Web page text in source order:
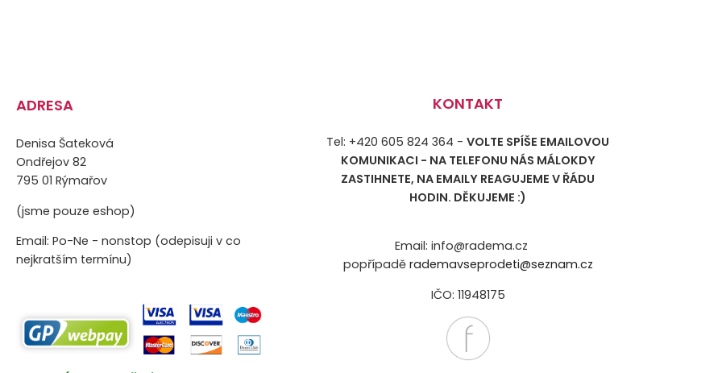
ADRESA
Denisa Šateková
Ondřejov 82
795 01 Rýmařov
(jsme pouze eshop)
Email: Po-Ne - nonstop (odepisuji v co
nejkratším termínu)
KONTAKT
Tel: +420 605 824 364 -VOLTE SPÍŠE EMAILOVOU
KOMUNIKACI - NA TELEFONU NÁS MÁLOKDY
ZASTIHNETE, NA EMAILY REAGUJEME V ŘÁDU
HODIN. DĚKUJEME :)
Email: info@radema.cz
popřípadě rademavseprodeti@seznam.cz
IČO: 11948175